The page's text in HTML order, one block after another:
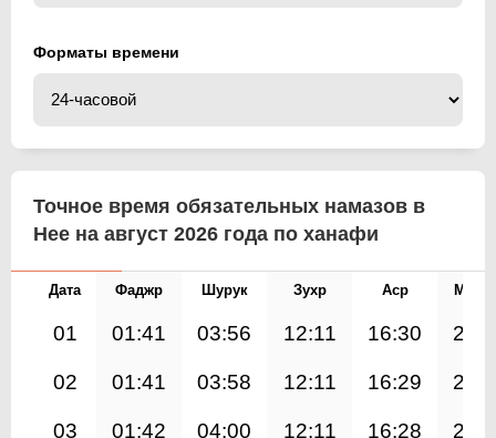
Форматы времени
Точное время обязательных намазов в
Нее на август 2026 года по ханафи
Дата Фаджр Шурук Зухр Аср
01 01:41 03:56 12:11 16:30
02 01:41 03:58 12:11 16:29
03 01:42 04:00 12:11 16:28